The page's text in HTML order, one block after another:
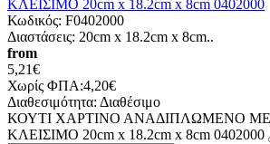
ΚΛΕΙΣΙΜΟ 20cm x 18.2cm x 8cm 0402000
Κωδικός: F0402000
Διαστάσεις: 20cm x 18.2cm x 8cm..
from
5,21€
Χωρίς ΦΠΑ:4,20€
Διαθεσιμότητα: Διαθέσιμο
ΚΟΥΤΙ ΧΑΡΤΙΝΟ ΑΝΑΔΙΠΛΩΜΕΝΟ
ΚΛΕΙΣΙΜΟ 20cm x 18.2cm x 8cm 0402000